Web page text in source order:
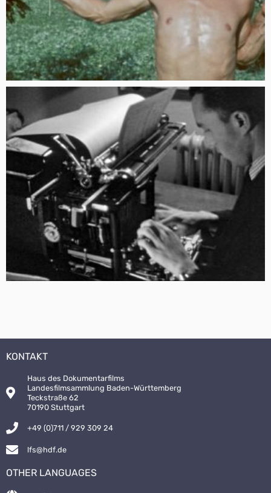
KONTAKT
Haus des Dokumentarfilms
Landesfilmsammlung Baden-Württemberg
Teckstraße 62
70190 Stuttgart
+49 (0)711 / 929 309 24
lfs@hdf.de
OTHER LANGUAGES